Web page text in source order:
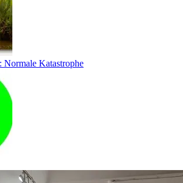
Normale Katastrophe